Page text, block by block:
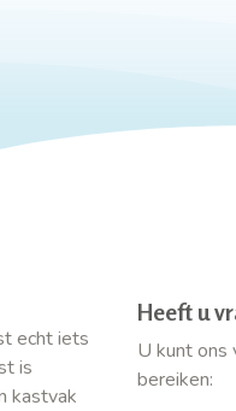
echt iets
is
kastvak
Heeft u
U kunt ons
bereiken: